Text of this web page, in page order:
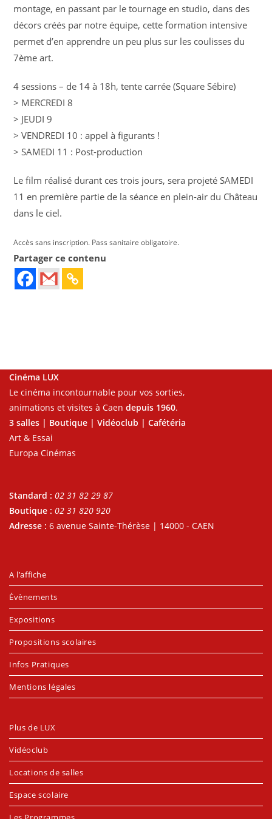
montage, en passant par le tournage en studio, dans des
décors créés par notre équipe, cette formation intensive
permet d’en apprendre un peu plus sur les coulisses du
7ème art.
4 sessions – de 14 à 18h, tente carrée (Square Sébire)
> MERCREDI 8
> JEUDI 9
> VENDREDI 10 : appel à figurants !
> SAMEDI 11 : Post-production
Le film réalisé durant ces trois jours, sera projeté SAMEDI
11 en première partie de la séance en plein-air du Château
dans le ciel.
Accès sans inscription. Pass sanitaire obligatoire.
Partager ce contenu
Cinéma LUX
Le cinéma incontournable pour vos sorties,
animations et visites à Caen depuis 1960.
3 salles | Boutique | Vidéoclub | Cafétéria
Art & Essai
Europa Cinémas
Standard : 02 31 82 29 87
Boutique : 02 31 820 920
Adresse : 6 avenue Sainte-Thérèse | 14000 - CAEN
A l’affiche
Évènements
Expositions
Propositions scolaires
Infos Pratiques
Mentions légales
Plus de LUX
Vidéoclub
Locations de salles
Espace scolaire